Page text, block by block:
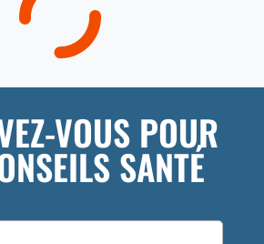
VOUS POUR
SANTÉ